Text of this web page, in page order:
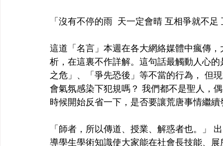
「沒有不停的雨  天一定會晴 互相爭就不
這道「名言」本週在各大網絡媒體中瘋傳
析，在這裏不作詳解。這句話最觸動人心
之危」、「爭先恐後」等不當的行為， 但
會氣氛感染下犯規嗎？ 我們都不是聖人，
時候開始反省一下，是否要讓荒唐事情繼
「師者，所以傳道、授業、解惑者也。」
導學生學術知識使大家能在社會長技能、